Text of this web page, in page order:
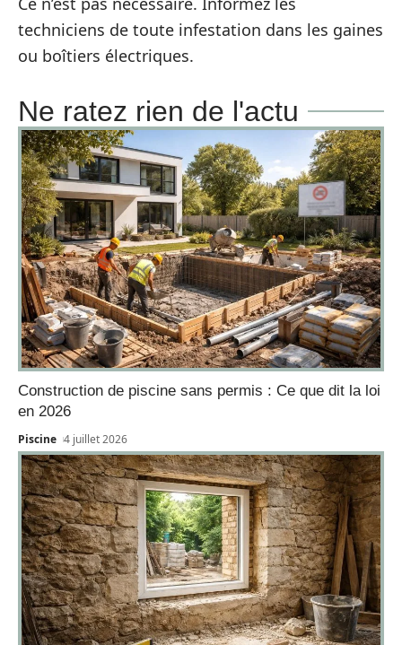
techniciens de toute infestation dans les gaines
ou boîtiers électriques.
Ne ratez rien de l'actu
Construction de piscine sans permis : Ce que dit la loi
en 2026
Piscine 4 juillet 2026